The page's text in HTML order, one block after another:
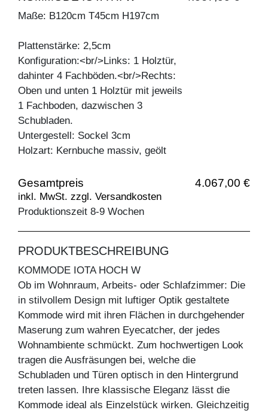
Maße: B120cm T45cm H197cm
Plattenstärke: 2,5cm
Konfiguration:<br/>Links: 1 Holztür,
dahinter 4 Fachböden.<br/>Rechts:
Oben und unten 1 Holztür mit jeweils
1 Fachboden, dazwischen 3
Schubladen.
Untergestell: Sockel 3cm
Holzart: Kernbuche massiv, geölt
Gesamtpreis 4.067,00 €
inkl. MwSt. zzgl. Versandkosten
Produktionszeit 8-9 Wochen
PRODUKTBESCHREIBUNG
KOMMODE IOTA HOCH W
Ob im Wohnraum, Arbeits- oder Schlafzimmer: Die
in stilvollem Design mit luftiger Optik gestaltete
Kommode wird mit ihren Flächen in durchgehender
Maserung zum wahren Eyecatcher, der jedes
Wohnambiente schmückt. Zum hochwertigen Look
tragen die Ausfräsungen bei, welche die
Schubladen und Türen optisch in den Hintergrund
treten lassen. Ihre klassische Eleganz lässt die
Kommode ideal als Einzelstück wirken. Gleichzeitig